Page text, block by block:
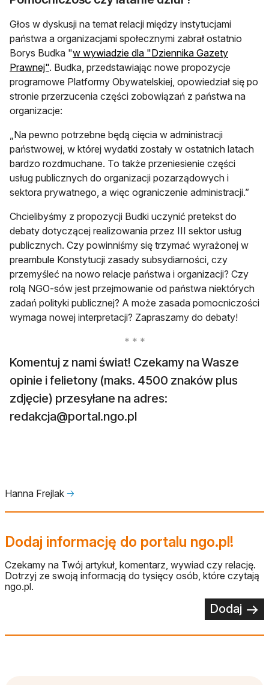
Głos w dyskusji na temat relacji między instytucjami
państwa a organizacjami społecznymi zabrał ostatnio
Borys Budka "w wywiadzie dla "Dziennika Gazety
Prawnej"otwiera się w nowej karcie
. Budka, przedstawiając nowe propozycje
programowe Platformy Obywatelskiej, opowiedział się po
stronie przerzucenia części zobowiązań z państwa na
organizacje:
„Na pewno potrzebne będą cięcia w administracji
państwowej, w której wydatki zostały w ostatnich latach
bardzo rozdmuchane. To także przeniesienie części
usług publicznych do organizacji pozarządowych i
sektora prywatnego, a więc ograniczenie administracji.”
Chcielibyśmy z propozycji Budki uczynić pretekst do
debaty dotyczącej realizowania przez III sektor usług
publicznych. Czy powinniśmy się trzymać wyrażonej w
preambule Konstytucji zasady subsydiarności, czy
przemyśleć na nowo relacje państwa i organizacji? Czy
rolą NGO-sów jest przejmowanie od państwa niektórych
zadań polityki publicznej? A może zasada pomocniczości
wymaga nowej interpretacji? Zapraszamy do debaty!
Komentuj z nami świat! Czekamy na Wasze
opinie i felietony (maks. 4500 znaków plus
zdjęcie) przesyłane na adres:
redakcja@portal.ngo.pl
Hanna Frejlak 🡢
Dodaj informację do portalu ngo.pl!
Czekamy na Twój artykuł, komentarz, wywiad czy relację.
Dotrzyj ze swoją informacją do tysięcy osób, które czytają
ngo.pl.
Dodaj